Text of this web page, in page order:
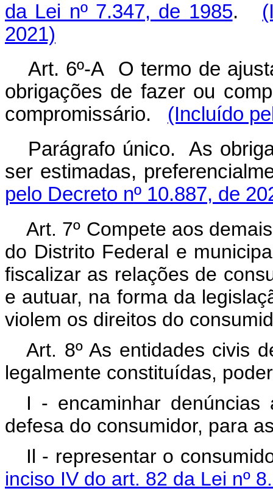
da Lei nº 7.347, de 1985.
2021)
Art. 6º-A O termo de
obrigações de fazer ou
compromissário. (Incluído
Parágrafo único. As
ser estimadas,
pelo Decreto nº 10.887, de
Art. 7º Compete aos
do Distrito Federal e
fiscalizar as relações de
e autuar, na forma da
violem os direitos do
Art. 8º As entidades civis
legalmente constituídas,
I - encaminhar
defesa do consumidor, para
Il - representar o
inciso IV do art. 82 da Lei nº